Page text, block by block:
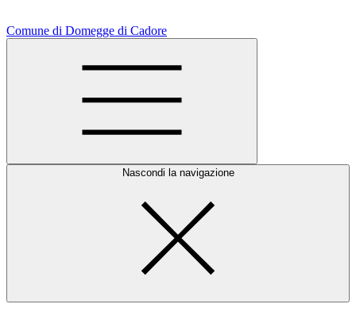
Comune di Domegge di Cadore
Nascondi la navigazione